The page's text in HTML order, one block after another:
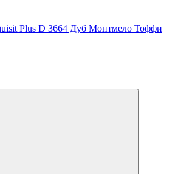
Plus D 3664 Дуб Монтмело Тоффи